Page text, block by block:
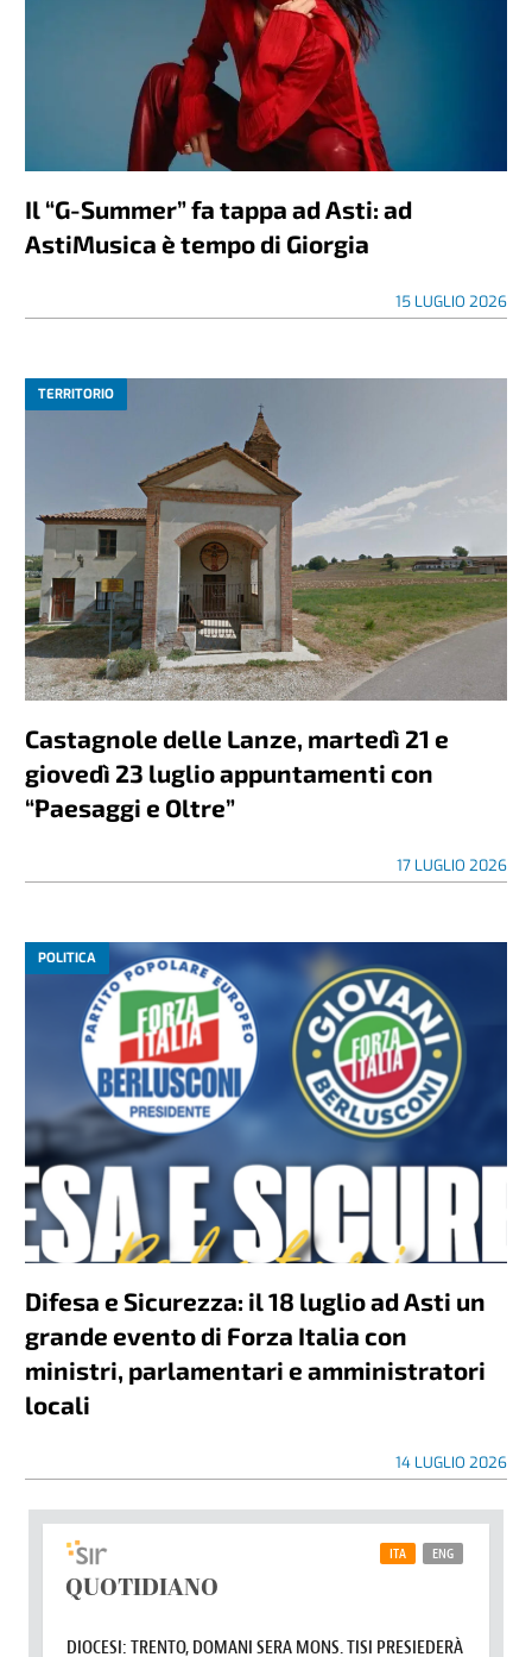
Il “G-Summer” fa tappa ad Asti: ad
AstiMusica è tempo di Giorgia
15 LUGLIO 2026
TERRITORIO
Castagnole delle Lanze, martedì 21 e
giovedì 23 luglio appuntamenti con
“Paesaggi e Oltre”
17 LUGLIO 2026
POLITICA
Difesa e Sicurezza: il 18 luglio ad Asti un
grande evento di Forza Italia con
ministri, parlamentari e amministratori
locali
14 LUGLIO 2026